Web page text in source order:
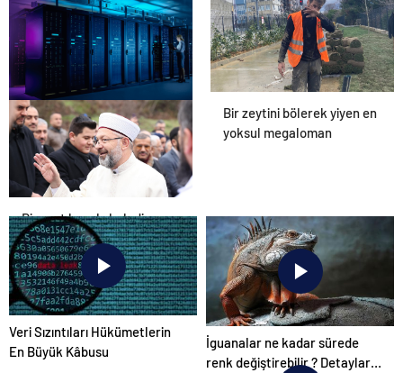
Datahost İle Güvenilir
Sunucu Hizmetleri
Bir zeytini bölerek yiyen en
yoksul megaloman
Diyanet hesabı belediyeye
yıktı
Veri Sızıntıları Hükümetlerin
En Büyük Kâbusu
İguanalar ne kadar sürede
renk değiştirebilir ? Detaylar